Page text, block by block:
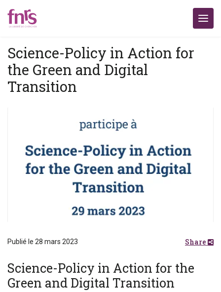
Science-Policy in Action for
the Green and Digital
Transition
Publié le 28 mars 2023 Share
Science-Policy in Action for the
Green and Digital Transition